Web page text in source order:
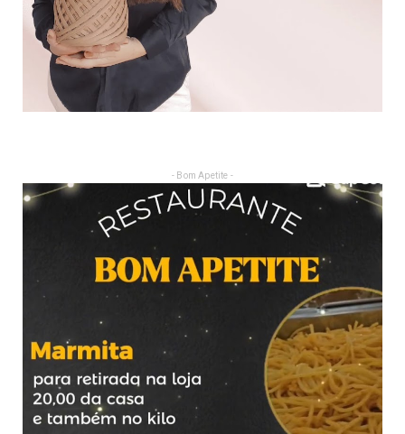
- Bom Apetite -